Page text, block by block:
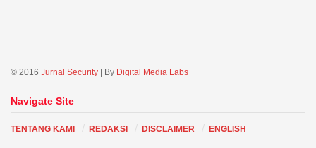
© 2016 Jurnal Security | By Digital Media Labs
Navigate Site
TENTANG KAMI REDAKSI DISCLAIMER ENGLISH